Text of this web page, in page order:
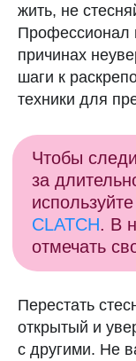
жить, не
Профессионал
причинах
шаги к
техники для
Перестать
открытый и
с другими. Не
Научные источники
Пользовательское
Политика
Поддержка